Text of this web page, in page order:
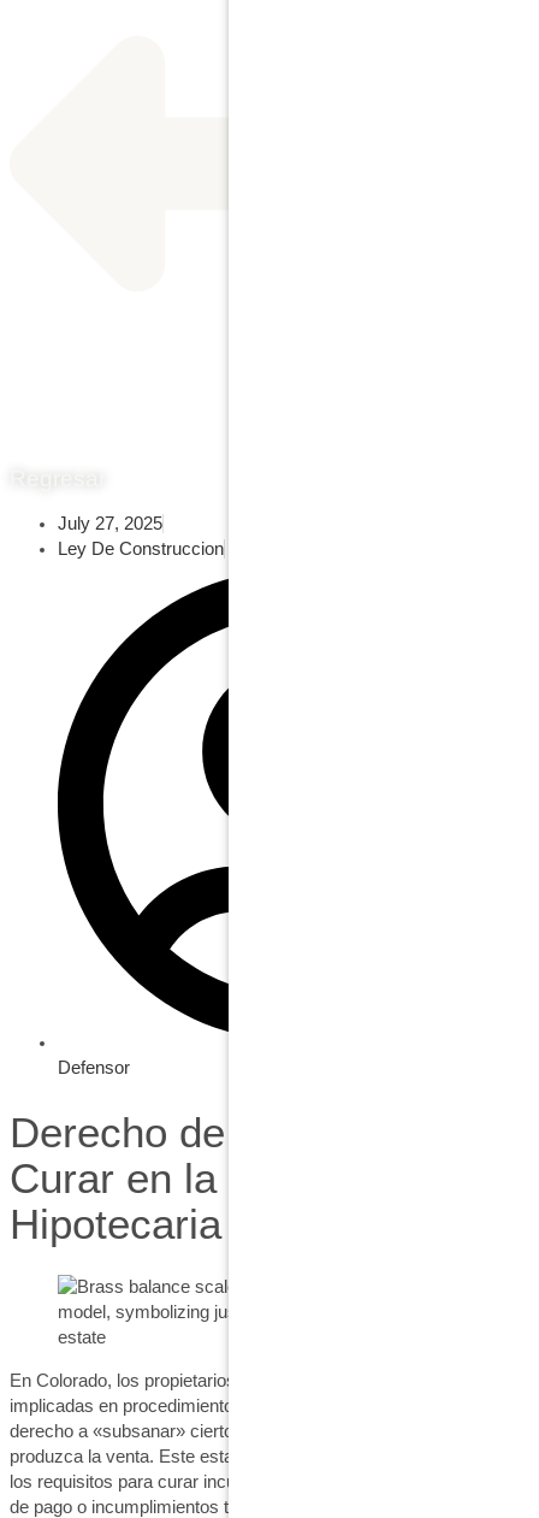
July 27, 2025
Ley De Construccion
Defensor
Derecho de Colorado a
Curar en la Ejecución
Hipotecaria
En Colorado, los propietarios de viviendas u otras partes
implicadas en procedimientos de ejecución hipotecaria tienen
derecho a «subsanar» ciertos incumplimientos antes de que se
produzca la venta. Este estatuto, § 38-38-104, sigue el proceso y
los requisitos para curar incumplimientos relacionados con la falta
de pago o incumplimientos técnicos en virtud de una escritura de